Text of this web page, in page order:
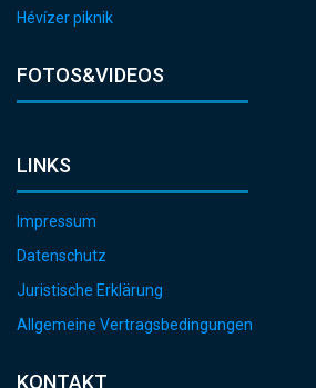
Hévízer piknik
FOTOS&VIDEOS
LINKS
Impressum
Datenschutz
Juristische Erklärung
Allgemeine Vertragsbedingungen
KONTAKT